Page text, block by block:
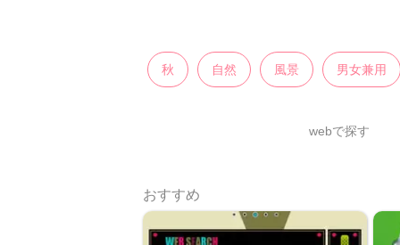
秋 自然 風景 男女兼用
webで探す
おすすめ